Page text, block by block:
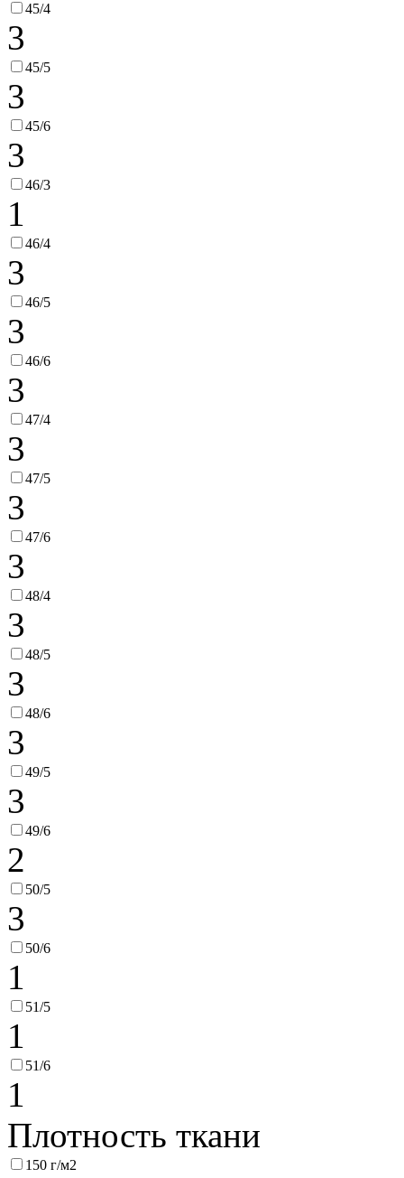
45/4
3
45/5
3
45/6
3
46/3
1
46/4
3
46/5
3
46/6
3
47/4
3
47/5
3
47/6
3
48/4
3
48/5
3
48/6
3
49/5
3
49/6
2
50/5
3
50/6
1
51/5
1
51/6
1
Плотность ткани
150 г/м2